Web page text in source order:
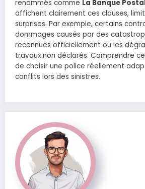
renommés comme La Banque
affichent clairement ces clauses,
surprises. Par exemple, certains
dommages causés par des
reconnues officiellement ou les
travaux non déclarés. Comprendre
de choisir une police réellement
conflits lors des sinistres.